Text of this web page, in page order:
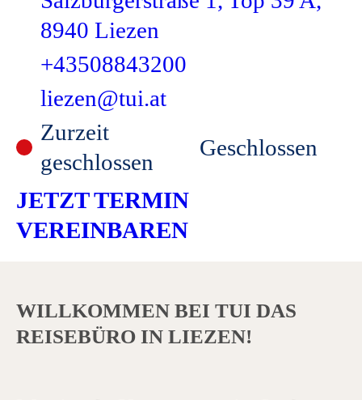
8940 Liezen
+43508843200
liezen@tui.at
Zurzeit
geschlossen
Geschlossen
JETZT TERMIN
VEREINBAREN
WILLKOMMEN BEI TUI DAS
REISEBÜRO IN LIEZEN!